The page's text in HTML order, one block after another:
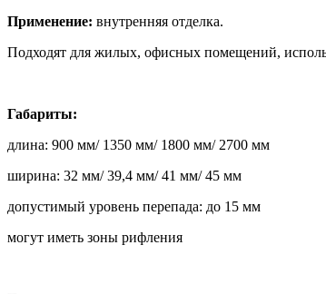
Применение: внутренняя отделка.
Подходят для жилых, офисных помещений,
Габариты:
длина: 900 мм/ 1350 мм/ 1800 мм/ 2700 мм
ширина: 32 мм/ 39,4 мм/ 41 мм/ 45 мм
допустимый уровень перепада: до 15 мм
могут иметь зоны рифления